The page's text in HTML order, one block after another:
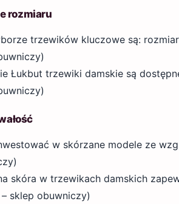
rozmiaru
trzewików kluczowe są:
Łukbut trzewiki damskie są
w skórzane modele ze
skóra w trzewikach damskich
sklep obuwniczy)